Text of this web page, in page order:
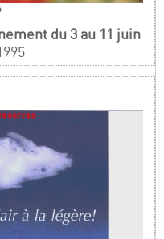
du 3 au 11 juin